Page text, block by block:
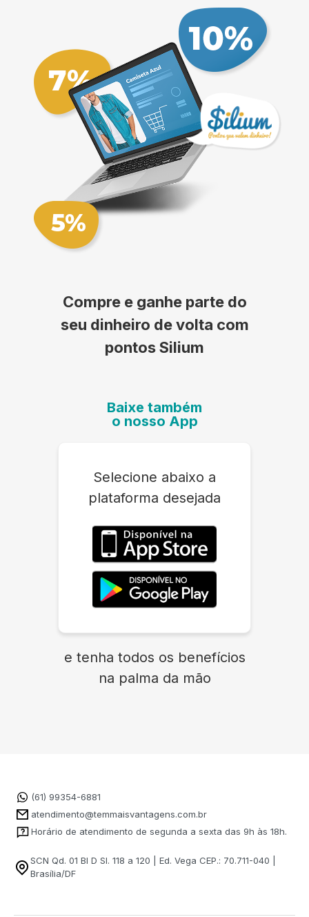
Compre e ganhe parte do
seu dinheiro de volta com
pontos Silium
Baixe também
o nosso App
e tenha todos os benefícios
na palma da mão
Selecione abaixo a
plataforma desejada
(61) 99354-6881
atendimento@temmaisvantagens.com.br
Horário de atendimento de segunda a sexta das 9h às 18h.
SCN Qd. 01 Bl D Sl. 118 a 120 | Ed. Vega CEP.: 70.711-040 |
Brasília/DF